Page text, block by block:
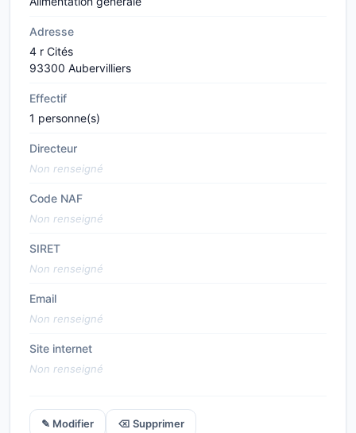
Adresse
4 r Cités
93300 Aubervilliers
Effectif
1 personne(s)
Directeur
Non renseigné
Code NAF
Non renseigné
SIRET
Non renseigné
Email
Non renseigné
Site internet
Non renseigné
✎ Modifier ⌫ Supprimer